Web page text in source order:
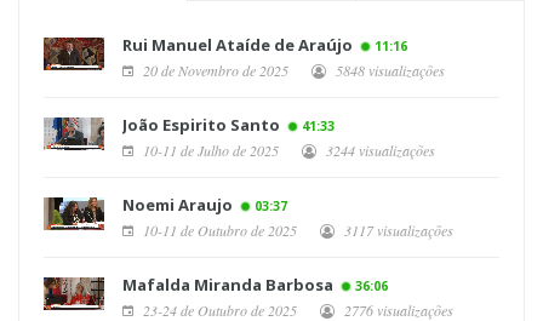
Rui Manuel Ataíde de Araújo 11:16
20 de Novembro de 2025 5848 visualizações
João Espirito Santo 41:33
10-11 de Julho de 2025 3244 visualizações
Noemi Araujo 03:37
10-11 de Outubro de 2025 3117 visualizações
Mafalda Miranda Barbosa 36:06
23-24 de Outubro de 2025 2776 visualizações